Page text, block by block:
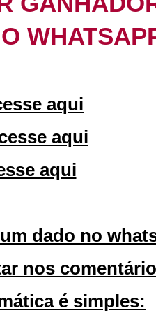
aqui
aqui
aqui
dado no
nos
é simples: